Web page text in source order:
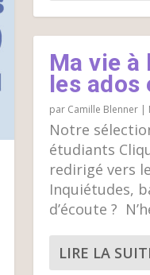
Ma vie
les
par Camille Blenner|
Notre
étudiants
redirigé vers
Inquiétudes,
d’écoute ?
LIRE LA